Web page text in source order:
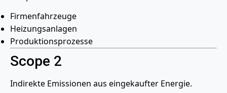
Firmenfahrzeuge
Heizungsanlagen
Produktionsprozesse
Scope 2
Indirekte Emissionen aus eingekaufter Energie.